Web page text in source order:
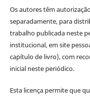
Os autores têm
separadamente, para
trabalho publicada neste
institucional, em site
capítulo de livro), com
inicial neste periódico.
Esta licença permite que